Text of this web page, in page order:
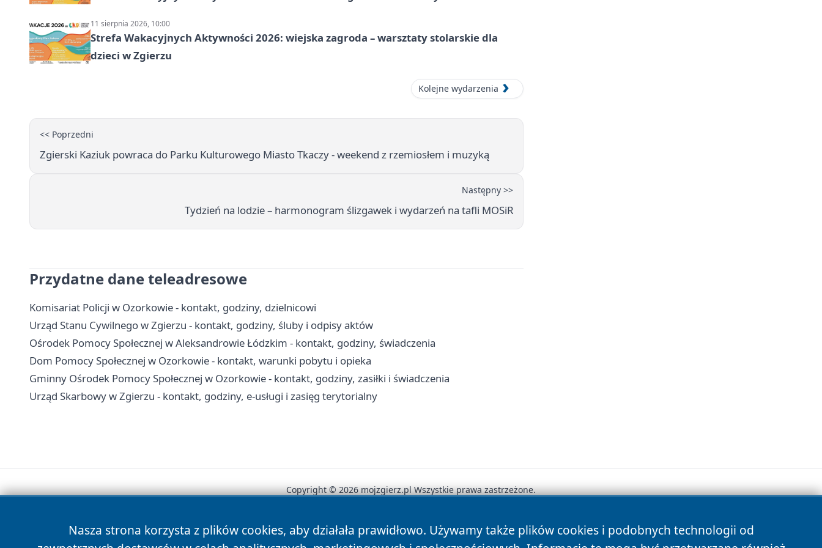
11 sierpnia 2026, 10:00
Strefa Wakacyjnych Aktywności 2026: wiejska zagroda – warsztaty stolarskie dla
dzieci w Zgierzu
Kolejne wydarzenia
<< Poprzedni
Zgierski Kaziuk powraca do Parku Kulturowego Miasto Tkaczy - weekend z rzemiosłem i muzyką
Następny >>
Tydzień na lodzie – harmonogram ślizgawek i wydarzeń na tafli MOSiR
Przydatne dane teleadresowe
Komisariat Policji w Ozorkowie - kontakt, godziny, dzielnicowi
Urząd Stanu Cywilnego w Zgierzu - kontakt, godziny, śluby i odpisy aktów
Ośrodek Pomocy Społecznej w Aleksandrowie Łódzkim - kontakt, godziny, świadczenia
Dom Pomocy Społecznej w Ozorkowie - kontakt, warunki pobytu i opieka
Gminny Ośrodek Pomocy Społecznej w Ozorkowie - kontakt, godziny, zasiłki i świadczenia
Urząd Skarbowy w Zgierzu - kontakt, godziny, e-usługi i zasięg terytorialny
Nasza strona korzysta z plików cookies, aby działała prawidłowo. Używamy także plików cookies i podobnych technologii od
Copyright © 2026 mojzgierz.pl Wszystkie prawa zastrzeżone.
News Autorzy Polityka Prywatności Polityka Cookies